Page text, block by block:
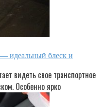
идеальный блеск и
видеть свое транспортное
Особенно ярко